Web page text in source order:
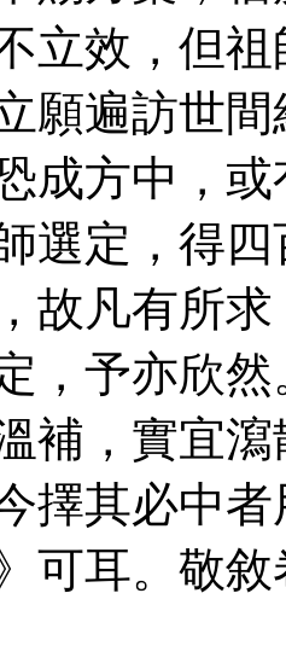
立效，但
願遍訪世
成方中，
選定，得
故凡有所
，予亦欣
補，實宜
擇其必中
可耳。敬